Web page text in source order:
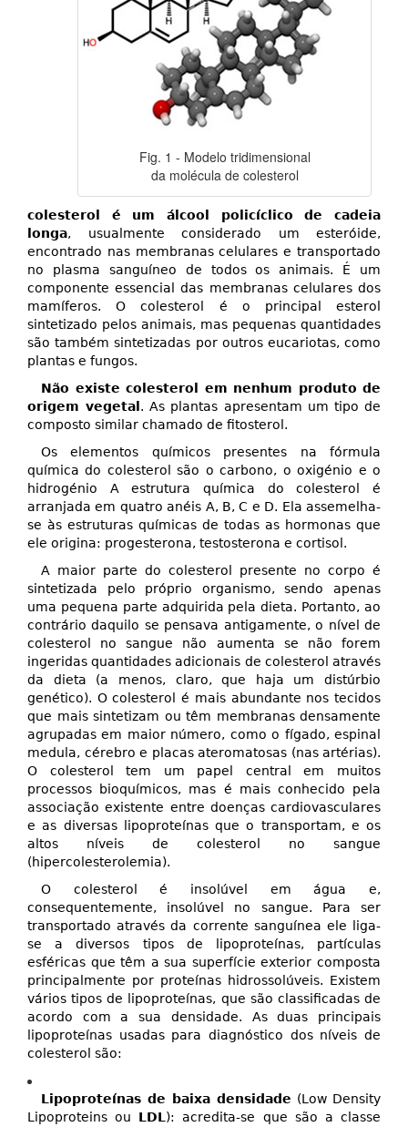
Fig. 1 - Modelo tridimensional
da molécula de colesterol
colesterol é um álcool policíclico de cadeia
longa, usualmente considerado um esteróide,
encontrado nas membranas celulares e transportado
no plasma sanguíneo de todos os animais. É um
componente essencial das membranas celulares dos
mamíferos. O colesterol é o principal esterol
sintetizado pelos animais, mas pequenas quantidades
são também sintetizadas por outros eucariotas, como
plantas e fungos.
Não existe colesterol em nenhum produto de
origem vegetal . As plantas apresentam um tipo de
composto similar chamado de fitosterol.
Os elementos químicos presentes na fórmula
química do colesterol são o carbono, o oxigénio e o
hidrogénio A estrutura química do colesterol é
arranjada em quatro anéis A, B, C e D. Ela assemelha-
se às estruturas químicas de todas as hormonas que
ele origina: progesterona, testosterona e cortisol.
A maior parte do colesterol presente no corpo é
sintetizada pelo próprio organismo, sendo apenas
uma pequena parte adquirida pela dieta. Portanto, ao
contrário daquilo se pensava antigamente, o nível de
colesterol no sangue não aumenta se não forem
ingeridas quantidades adicionais de colesterol através
da dieta (a menos, claro, que haja um distúrbio
genético). O colesterol é mais abundante nos tecidos
que mais sintetizam ou têm membranas densamente
agrupadas em maior número, como o fígado, espinal
medula, cérebro e placas ateromatosas (nas artérias).
O colesterol tem um papel central em muitos
processos bioquímicos, mas é mais conhecido pela
associação existente entre doenças cardiovasculares
e as diversas lipoproteínas que o transportam, e os
altos níveis de colesterol no sangue
(hipercolesterolemia).
O colesterol é insolúvel em água e,
consequentemente, insolúvel no sangue. Para ser
transportado através da corrente sanguínea ele liga-
se a diversos tipos de lipoproteínas, partículas
esféricas que têm a sua superfície exterior composta
principalmente por proteínas hidrossolúveis. Existem
vários tipos de lipoproteínas, que são classificadas de
acordo com a sua densidade. As duas principais
lipoproteínas usadas para diagnóstico dos níveis de
colesterol são:
Lipoproteínas de baixa densidade (Low Density
Lipoproteins ou LDL): acredita-se que são a classe